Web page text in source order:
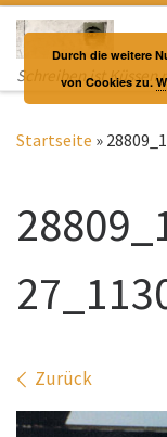
Zum Inhalt
Schreiben ist Küssen
Startseite »
Bilder
Zurück
Durch die weitere
von Cookies zu.